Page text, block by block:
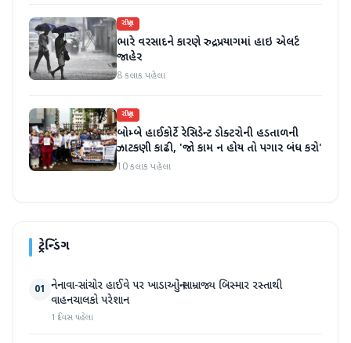
રાષ્ટ્રીય
ભારે વરસાદને કારણે રુદ્રપ્રયાગમાં હાઇ એલર્ટ
જાહેર
8 કલાક પહેલા
રાષ્ટ્રીય
બોમ્બે હાઈકોર્ટે રેસિડેન્ટ ડોક્ટરોની હડતાળની
ઝાટકણી કાઢી, 'જો કામ ન હોય તો પગાર બંધ કરો'
10 કલાક પહેલા
ટ્રેન્ડિંગ
01 નેનાવા-સાંચોર હાઈવે પર ખાડાઓનું સામ્રાજ્ય બિસ્માર રસ્તાથી
વાહનચાલકો પરેશાન
1 દિવસ પહેલા